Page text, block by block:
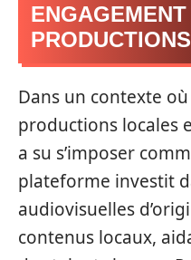
Dans un contexte
productions locales
a su s’imposer
plateforme investit
audiovisuelles
contenus locaux,